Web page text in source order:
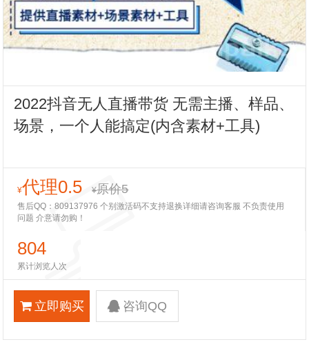
2022抖音无人直播带货 无需主播、样品、
场景，一个人能搞定(内含素材+工具)
¥代理0.5 ¥原价5
售后QQ：809137976 个别激活码不支持退换详细请咨询客服 不负责使用
问题 介意请勿购！
804
累计浏览人次
立即购买 咨询QQ